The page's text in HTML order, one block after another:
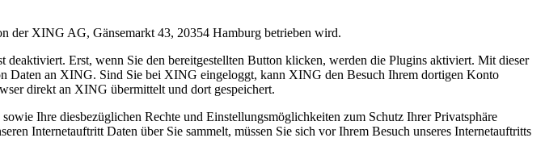
der XING AG, Gänsemarkt 43, 20354 Hamburg betrieben wird.
deaktiviert. Erst, wenn Sie den bereitgestellten Button klicken, werden die Plugins aktiviert. Mit dieser
an XING. Sind Sie bei XING eingeloggt, kann XING den Besuch Ihrem dortigen Konto
direkt an XING übermittelt und dort gespeichert.
Ihre diesbezüglichen Rechte und Einstellungsmöglichkeiten zum Schutz Ihrer Privatsphäre
Internetauftritt Daten über Sie sammelt, müssen Sie sich vor Ihrem Besuch unseres Internetauftritts